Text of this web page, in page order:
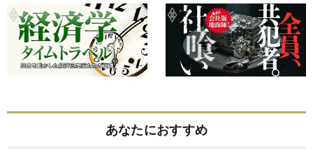
あなたにおすすめ